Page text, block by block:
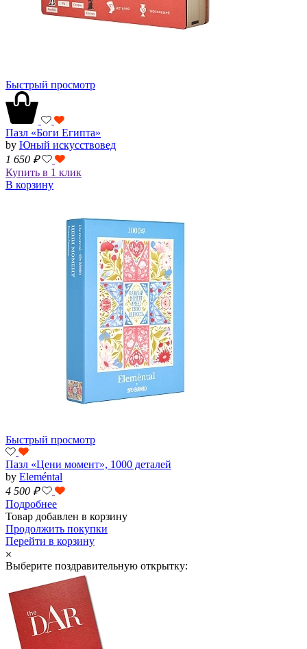
Быстрый просмотр
Пазл «Боги Египта»
by Юный искусствовед
1 650 ₽
Купить в 1 клик
В корзину
Быстрый просмотр
Пазл «Цени момент», 1000 деталей
by Eleméntal
4 500 ₽
Подробнее
Товар добавлен в корзину
Продолжить покупки
Перейти в корзину
Выберите поздравительную открытку: